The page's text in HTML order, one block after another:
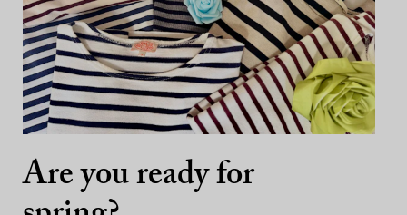
Are you ready for